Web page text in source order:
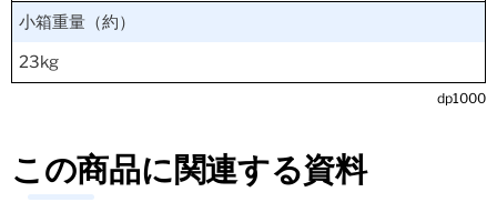
小箱重量（約）
23kg
dp1000
この商品に関連する資料